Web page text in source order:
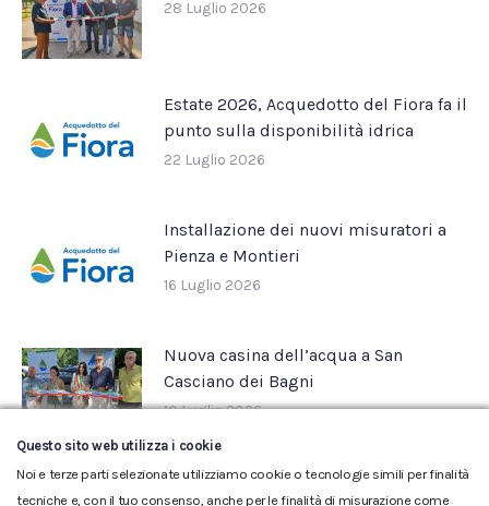
28 Luglio 2026
Estate 2026, Acquedotto del Fiora fa il
punto sulla disponibilità idrica
22 Luglio 2026
Installazione dei nuovi misuratori a
Pienza e Montieri
16 Luglio 2026
Nuova casina dell’acqua a San
Casciano dei Bagni
10 Luglio 2026
Questo sito web utilizza i cookie
Noi e terze parti selezionate utilizziamo cookie o tecnologie simili per finalità
tecniche e, con il tuo consenso, anche per le finalità di misurazione come